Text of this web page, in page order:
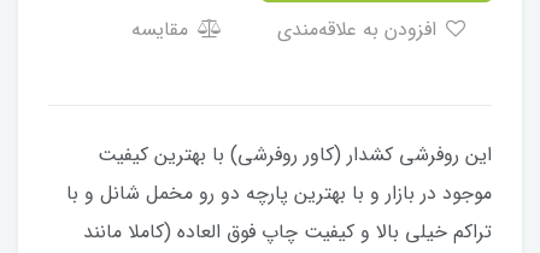
مقایسه
​​​​این روفرشی کشدار (کاور روفرشی) با بهترین کیفیت
موجود در بازار و با بهترین پارچه دو رو مخمل شانل و با
تراکم خیلی بالا و کیفیت چاپ فوق العاده (کاملا مانند